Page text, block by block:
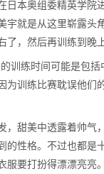
日本奥组委精英学
宇就是从这里崭露头
了，然后再训练到晚
训练时间可能是包
为训练比赛耽误他
，甜美中透露着帅气
的性格。不过也都
要打扮得漂漂亮亮。